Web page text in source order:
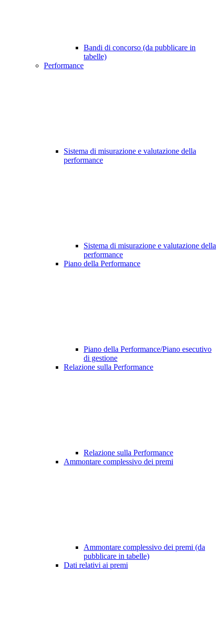
Bandi di concorso (da pubblicare in
tabelle)
Performance
Sistema di misurazione e valutazione della
performance
Sistema di misurazione e valutazione della
performance
Piano della Performance
Piano della Performance/Piano esecutivo
di gestione
Relazione sulla Performance
Relazione sulla Performance
Ammontare complessivo dei premi
Ammontare complessivo dei premi (da
pubblicare in tabelle)
Dati relativi ai premi